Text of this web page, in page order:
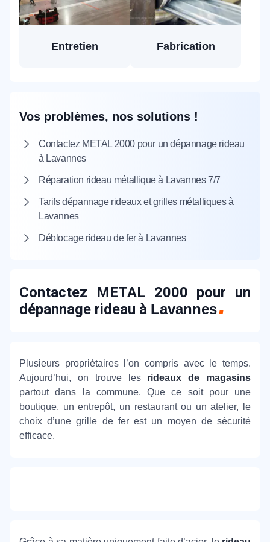
Entretien Fabrication
Vos problèmes, nos solutions !
Contactez METAL 2000 pour un dépannage rideau
à Lavannes
Réparation rideau métallique à Lavannes 7/7
Tarifs dépannage rideaux et grilles métalliques à
Lavannes
Déblocage rideau de fer à Lavannes
Contactez METAL 2000 pour un
dépannage rideau à Lavannes
Plusieurs propriétaires l’on compris avec le temps.
Aujourd’hui, on trouve les rideaux de magasins
partout dans la commune. Que ce soit pour une
boutique, un entrepôt, un restaurant ou un atelier, le
choix d’une grille de fer est un moyen de sécurité
efficace.